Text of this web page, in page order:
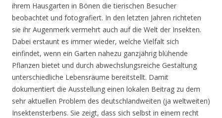
ihrem Hausgarten in Bönen die tierischen Besucher
beobachtet und fotografiert. In den letzten Jahren richteten
sie ihr Augenmerk vermehrt auch auf die Welt der Insekten.
Dabei erstaunt es immer wieder, welche Vielfalt sich
einfindet, wenn ein Garten nahezu ganzjährig blühende
Pflanzen bietet und durch abwechslungsreiche Gestaltung
unterschiedliche Lebensräume bereitstellt. Damit
dokumentiert die Ausstellung einen lokalen Beitrag zu dem
sehr aktuellen Problem des deutschlandweiten (ja weltweiten)
Insektensterbens. Sie zeigt, dass sich selbst in einem recht